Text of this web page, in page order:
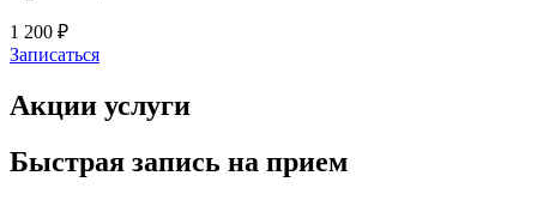
1 200 ₽
Записаться
Акции услуги
Быстрая запись на прием